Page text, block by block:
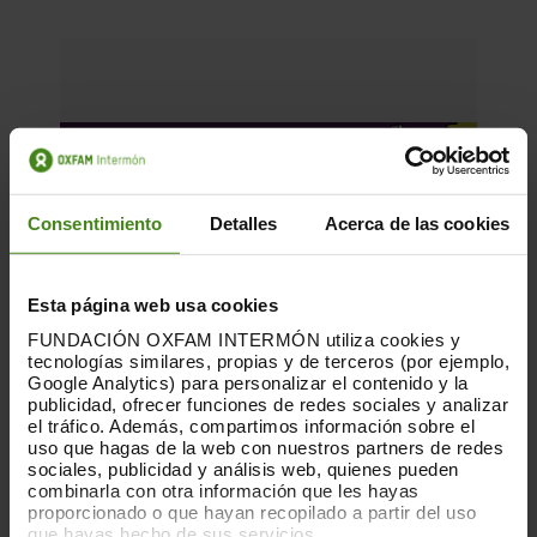
Consentimiento Detalles Acerca de las cookies
Esta página web usa cookies
FUNDACIÓN OXFAM INTERMÓN utiliza cookies y
tecnologías similares, propias y de terceros (por ejemplo,
Google Analytics) para personalizar el contenido y la
publicidad, ofrecer funciones de redes sociales y analizar
el tráfico. Además, compartimos información sobre el
uso que hagas de la web con nuestros partners de redes
sociales, publicidad y análisis web, quienes pueden
combinarla con otra información que les hayas
proporcionado o que hayan recopilado a partir del uso
27.05.2026